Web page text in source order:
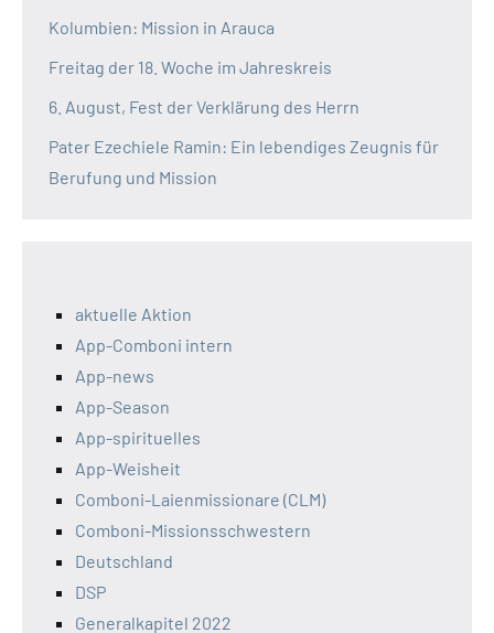
Kolumbien: Mission in Arauca
Freitag der 18. Woche im Jahreskreis
6. August, Fest der Verklärung des Herrn
Pater Ezechiele Ramin: Ein lebendiges Zeugnis für
Berufung und Mission
aktuelle Aktion
App-Comboni intern
App-news
App-Season
App-spirituelles
App-Weisheit
Comboni-Laienmissionare (CLM)
Comboni-Missionsschwestern
Deutschland
DSP
Generalkapitel 2022